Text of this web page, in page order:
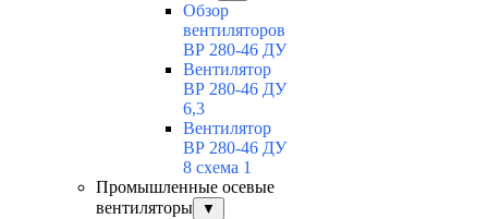
Обзор
вентиляторов
ВР 280-46 ДУ
Вентилятор
ВР 280-46 ДУ
6,3
Вентилятор
ВР 280-46 ДУ
8 схема 1
Промышленные осевые
вентиляторы
▼